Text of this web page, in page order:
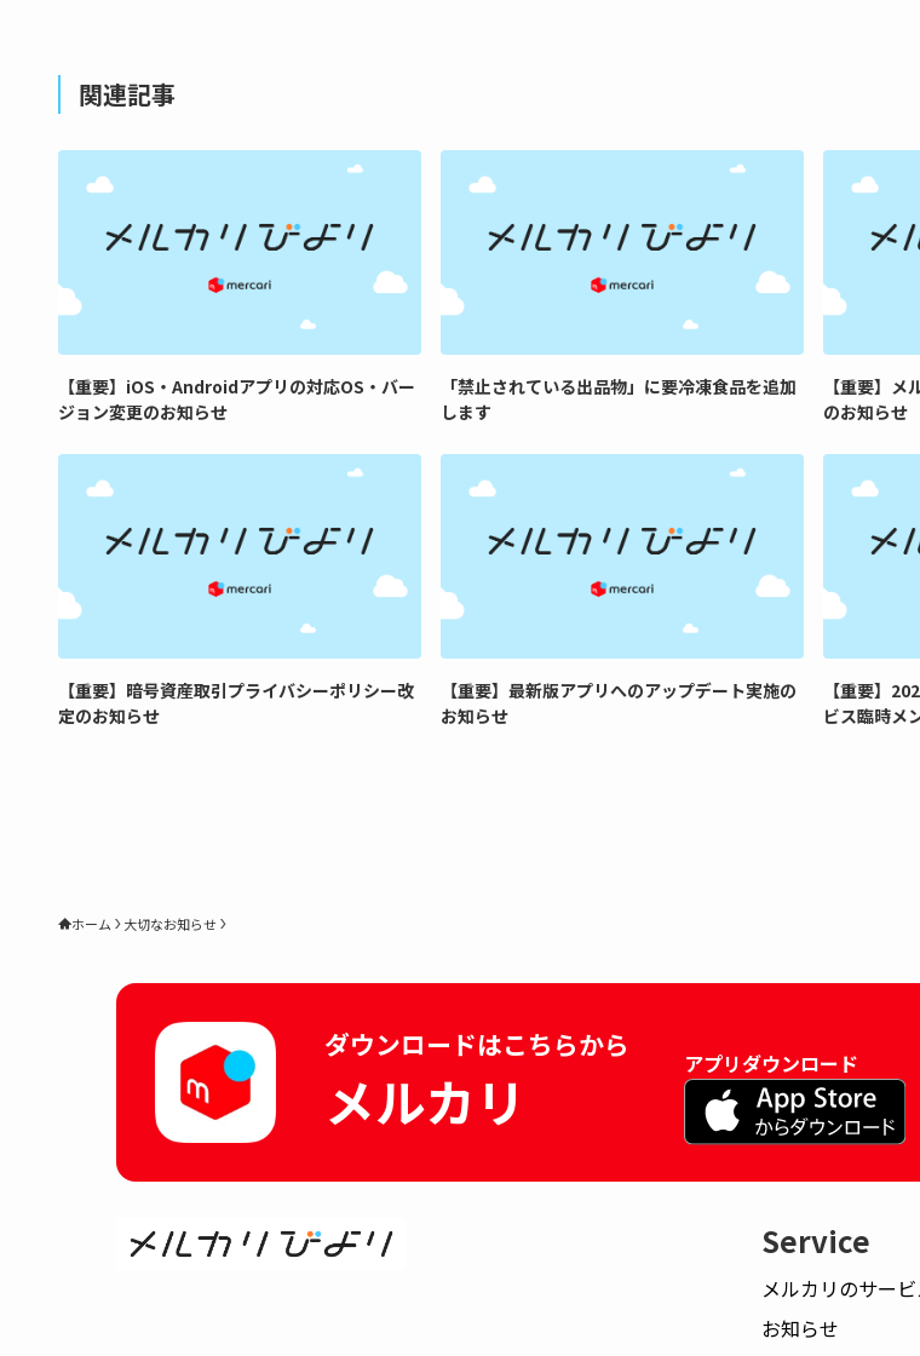
関連記事
【重要】iOS・Androidアプリの対応OS・バー
ジョン変更のお知らせ
「禁止されている出品物」に要冷凍食品を追加
します
【重要】
のお知らせ
【重要】暗号資産取引プライバシーポリシー改
定のお知らせ
【重要】最新版アプリへのアップデート実施の
お知らせ
【重要】
ビス臨時メ
ホーム 大切なお知らせ
ダウンロードはこちらから
メルカリ
アプリダウンロード
Service
メルカリのサービ
お知らせ